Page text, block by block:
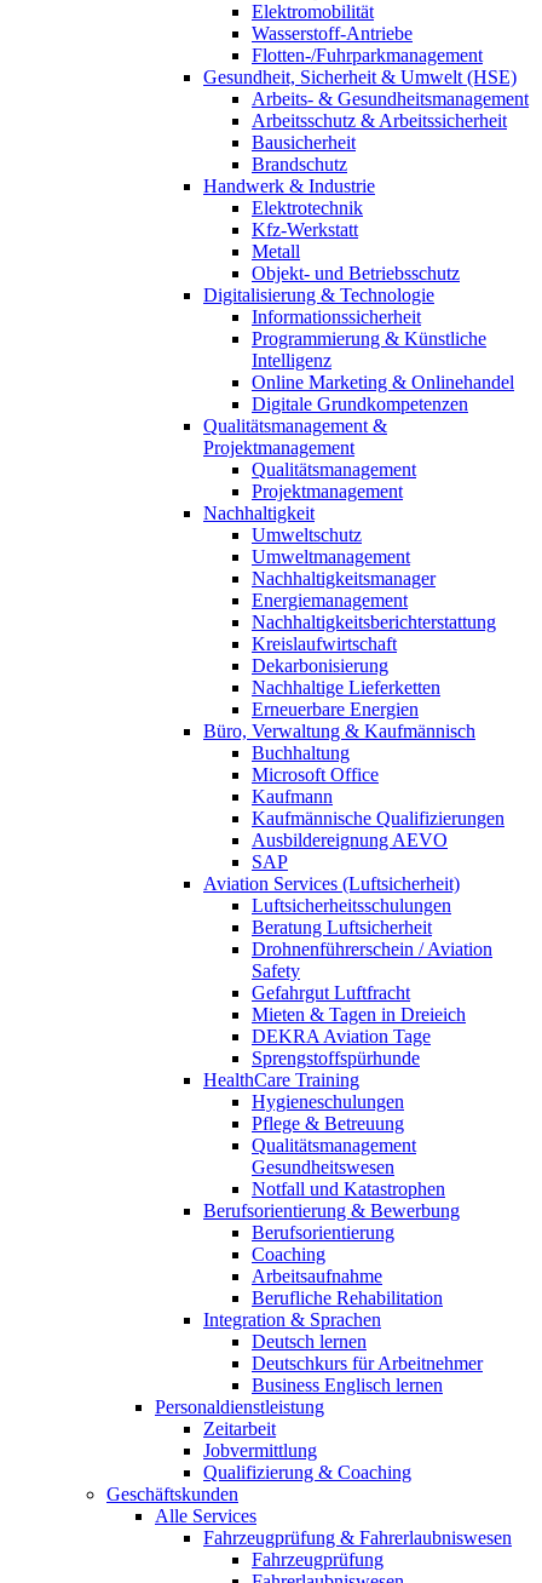
Elektromobilität
Wasserstoff-Antriebe
Flotten-/Fuhrparkmanagement
Gesundheit, Sicherheit & Umwelt (HSE)
Arbeits- & Gesundheitsmanagement
Arbeitsschutz & Arbeitssicherheit
Bausicherheit
Brandschutz
Handwerk & Industrie
Elektrotechnik
Kfz-Werkstatt
Metall
Objekt- und Betriebsschutz
Digitalisierung & Technologie
Informationssicherheit
Programmierung & Künstliche
Intelligenz
Online Marketing & Onlinehandel
Digitale Grundkompetenzen
Qualitätsmanagement &
Projektmanagement
Qualitätsmanagement
Projektmanagement
Nachhaltigkeit
Umweltschutz
Umweltmanagement
Nachhaltigkeitsmanager
Energiemanagement
Nachhaltigkeitsberichterstattung
Kreislaufwirtschaft
Dekarbonisierung
Nachhaltige Lieferketten
Erneuerbare Energien
Büro, Verwaltung & Kaufmännisch
Buchhaltung
Microsoft Office
Kaufmann
Kaufmännische Qualifizierungen
Ausbildereignung AEVO
SAP
Aviation Services (Luftsicherheit)
Luftsicherheitsschulungen
Beratung Luftsicherheit
Drohnenführerschein / Aviation
Safety
Gefahrgut Luftfracht
Mieten & Tagen in Dreieich
DEKRA Aviation Tage
Sprengstoffspürhunde
HealthCare Training
Hygieneschulungen
Pflege & Betreuung
Qualitätsmanagement
Gesundheitswesen
Notfall und Katastrophen
Berufsorientierung & Bewerbung
Berufsorientierung
Coaching
Arbeitsaufnahme
Berufliche Rehabilitation
Integration & Sprachen
Deutsch lernen
Deutschkurs für Arbeitnehmer
Business Englisch lernen
Personaldienstleistung
Zeitarbeit
Jobvermittlung
Qualifizierung & Coaching
Geschäftskunden
Alle Services
Fahrzeugprüfung & Fahrerlaubniswesen
Fahrzeugprüfung